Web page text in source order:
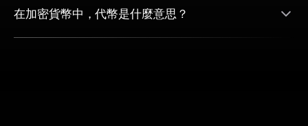
在加密貨幣中，代幣是什麼意思？